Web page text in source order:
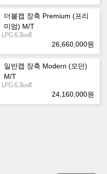
더블캡 장축 Premium (프리
미엄) M/T
LPG 6.3㎞/ℓ
26,660,000원
일반캡 장축 Modern (모던)
M/T
LPG 6.3㎞/ℓ
24,160,000원